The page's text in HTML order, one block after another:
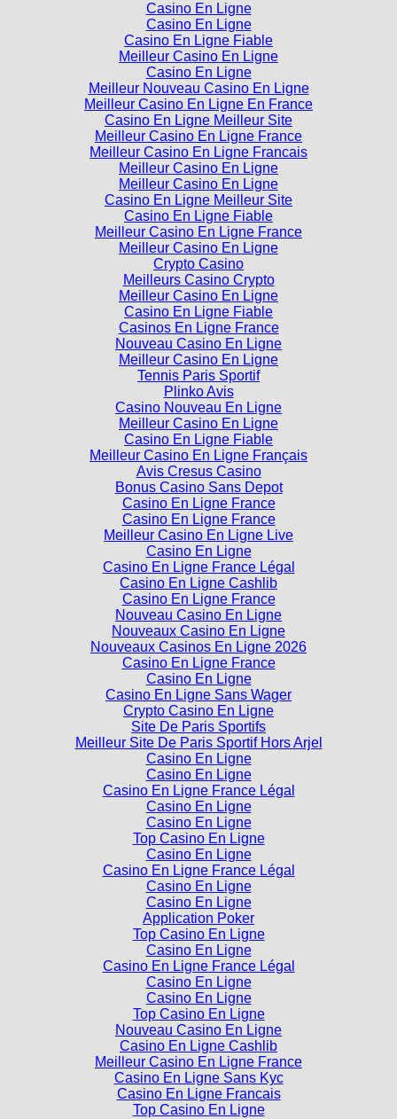
Casino En Ligne
Casino En Ligne
Casino En Ligne Fiable
Meilleur Casino En Ligne
Casino En Ligne
Meilleur Nouveau Casino En Ligne
Meilleur Casino En Ligne En France
Casino En Ligne Meilleur Site
Meilleur Casino En Ligne France
Meilleur Casino En Ligne Francais
Meilleur Casino En Ligne
Meilleur Casino En Ligne
Casino En Ligne Meilleur Site
Casino En Ligne Fiable
Meilleur Casino En Ligne France
Meilleur Casino En Ligne
Crypto Casino
Meilleurs Casino Crypto
Meilleur Casino En Ligne
Casino En Ligne Fiable
Casinos En Ligne France
Nouveau Casino En Ligne
Meilleur Casino En Ligne
Tennis Paris Sportif
Plinko Avis
Casino Nouveau En Ligne
Meilleur Casino En Ligne
Casino En Ligne Fiable
Meilleur Casino En Ligne Français
Avis Cresus Casino
Bonus Casino Sans Depot
Casino En Ligne France
Casino En Ligne France
Meilleur Casino En Ligne Live
Casino En Ligne
Casino En Ligne France Légal
Casino En Ligne Cashlib
Casino En Ligne France
Nouveau Casino En Ligne
Nouveaux Casino En Ligne
Nouveaux Casinos En Ligne 2026
Casino En Ligne France
Casino En Ligne
Casino En Ligne Sans Wager
Crypto Casino En Ligne
Site De Paris Sportifs
Meilleur Site De Paris Sportif Hors Arjel
Casino En Ligne
Casino En Ligne
Casino En Ligne France Légal
Casino En Ligne
Casino En Ligne
Top Casino En Ligne
Casino En Ligne
Casino En Ligne France Légal
Casino En Ligne
Casino En Ligne
Application Poker
Top Casino En Ligne
Casino En Ligne
Casino En Ligne France Légal
Casino En Ligne
Casino En Ligne
Top Casino En Ligne
Nouveau Casino En Ligne
Casino En Ligne Cashlib
Meilleur Casino En Ligne France
Casino En Ligne Sans Kyc
Casino En Ligne Francais
Top Casino En Ligne